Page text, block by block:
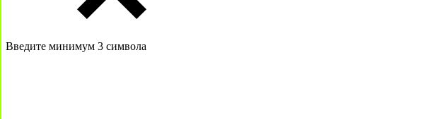
Введите минимум 3 символа